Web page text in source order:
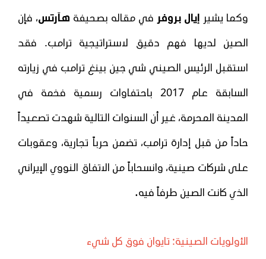
وكما يشير إيال بروفر في مقاله بصحيفة هآرتس، فإن
الصين لديها فهم دقيق لاستراتيجية ترامب. فقد
استقبل الرئيس الصيني شي جين بينغ ترامب في زيارته
السابقة عام 2017 باحتفاوات رسمية فخمة في
المدينة المحرمة، غير أن السنوات التالية شهدت تصعيداً
حاداً من قبل إدارة ترامب، تضمن حرباً تجارية، وعقوبات
على شركات صينية، وانسحاباً من الاتفاق النووي الإيراني
الذي كانت الصين طرفاً فيه.
الأولويات الصينية: تايوان فوق كل شيء